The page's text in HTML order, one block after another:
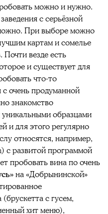
можно и нужно.
с серьёзной
При выборе можно
картам и сомелье
везде есть
и существует для
что-то
с очень продуманной
знакомство
образцами
и для этого регулярно
относятся, например,
с развитой программой
пробовать вина по очень
на «Добрынинской»
с гусем,
хит меню),